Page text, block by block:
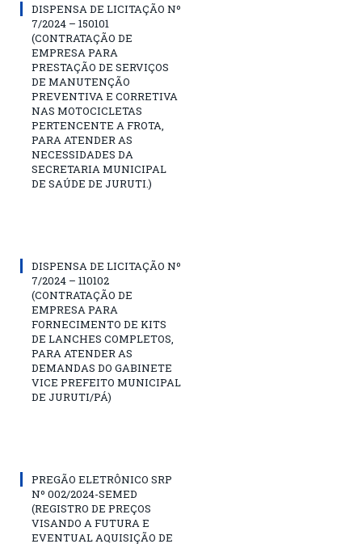
DISPENSA DE LICITAÇÃO Nº
7/2024 – 150101
(CONTRATAÇÃO DE
EMPRESA PARA
PRESTAÇÃO DE SERVIÇOS
DE MANUTENÇÃO
PREVENTIVA E CORRETIVA
NAS MOTOCICLETAS
PERTENCENTE A FROTA,
PARA ATENDER AS
NECESSIDADES DA
SECRETARIA MUNICIPAL
DE SAÚDE DE JURUTI.)
DISPENSA DE LICITAÇÃO Nº
7/2024 – 110102
(CONTRATAÇÃO DE
EMPRESA PARA
FORNECIMENTO DE KITS
DE LANCHES COMPLETOS,
PARA ATENDER AS
DEMANDAS DO GABINETE
VICE PREFEITO MUNICIPAL
DE JURUTI/PÁ)
PREGÃO ELETRÔNICO SRP
Nº 002/2024-SEMED
(REGISTRO DE PREÇOS
VISANDO A FUTURA E
EVENTUAL AQUISIÇÃO DE